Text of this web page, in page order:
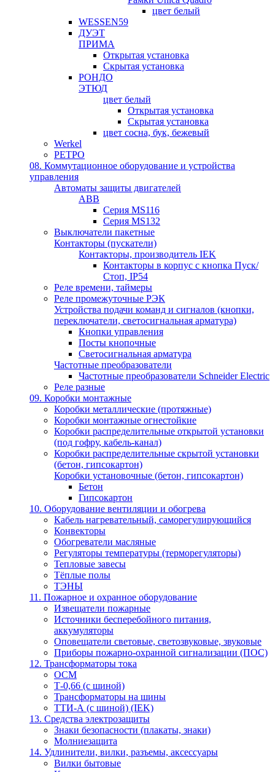
цвет белый
WESSEN59
ДУЭТ
ПРИМА
Открытая установка
Скрытая установка
РОНДО
ЭТЮД
цвет белый
Открытая установка
Скрытая установка
цвет сосна, бук, бежевый
Werkel
РЕТРО
08. Коммутационное оборудование и устройства
управления
Автоматы защиты двигателей
ABB
Серия MS116
Серия MS132
Выключатели пакетные
Контакторы (пускатели)
Контакторы, производитель IEK
Контакторы в корпус с кнопка Пуск/
Стоп, IP54
Реле времени, таймеры
Реле промежуточные РЭК
Устройства подачи команд и сигналов (кнопки,
переключатели, светосигнальная арматура)
Кнопки управления
Посты кнопочные
Светосигнальная арматура
Частотные преобразователи
Частотные преобразователи Schneider Electric
Реле разные
09. Коробки монтажные
Коробки металлические (протяжные)
Коробки монтажные огнестойкие
Коробки распределительные открытой установки
(под гофру, кабель-канал)
Коробки распределительные скрытой установки
(бетон, гипсокартон)
Коробки установочные (бетон, гипсокартон)
Бетон
Гипсокартон
10. Оборудование вентиляции и обогрева
Кабель нагревательный, саморегулирующийся
Конвекторы
Обогреватели масляные
Регуляторы температуры (терморегуляторы)
Тепловые завесы
Тёплые полы
ТЭНЫ
11. Пожарное и охранное оборудование
Извещатели пожарные
Источники бесперебойного питания,
аккумуляторы
Оповещатели световые, светозвуковые, звуковые
Приборы пожарно-охранной сигнализации (ПОС)
12. Трансформаторы тока
ОСМ
Т-0,66 (с шиной)
Трансформаторы на шины
ТТИ-А (с шиной) (IEK)
13. Средства электрозащиты
Знаки безопасности (плакаты, знаки)
Молниезащита
14. Удлинители, вилки, разъемы, аксессуары
Вилки бытовые